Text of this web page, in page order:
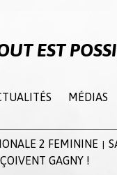
EST
MÉDIAS
2 FEMININE
GAGNY !